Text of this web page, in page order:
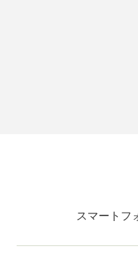
スマートフ